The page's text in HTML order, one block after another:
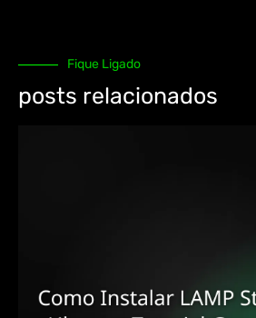
Fique Ligado
posts relacionados